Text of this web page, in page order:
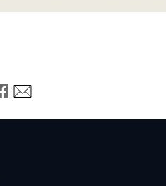
LinkedIn
sur Mastodon
sur Bluesky
Partager sur Facebook